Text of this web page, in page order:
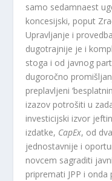
samo sedamnaest
koncesijski, poput
Upravljanje i
dugotrajnije je i
stoga i od javnog
dugoročno
preplavljeni
izazov potrošiti u
investicijski izvor
izdatke, CapEx​, od
jednostavnije i
novcem sagraditi
pripremati JPP i